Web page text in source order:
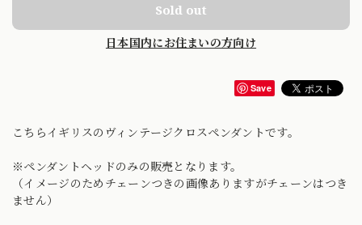
Sold out
日本国内にお住まいの方向け
Save
こちらイギリスのヴィンテージクロスペンダントです。
※ペンダントヘッドのみの販売となります。
（イメージのためチェーンつきの画像ありますがチェーンはつき
ません）